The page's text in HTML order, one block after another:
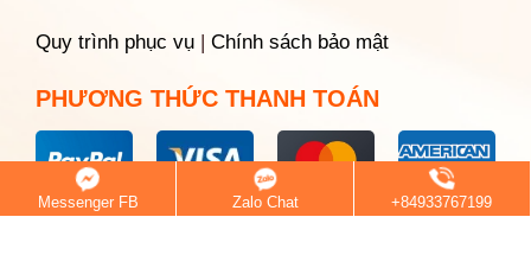
Quy trình phục vụ | Chính sách bảo mật
PHƯƠNG THỨC THANH TOÁN
Messenger FB Zalo Chat +84933767199